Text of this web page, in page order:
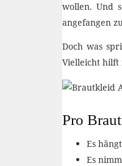
wollen. Und
angefangen
Doch was
Vielleicht hilft
Pro
Es
Es